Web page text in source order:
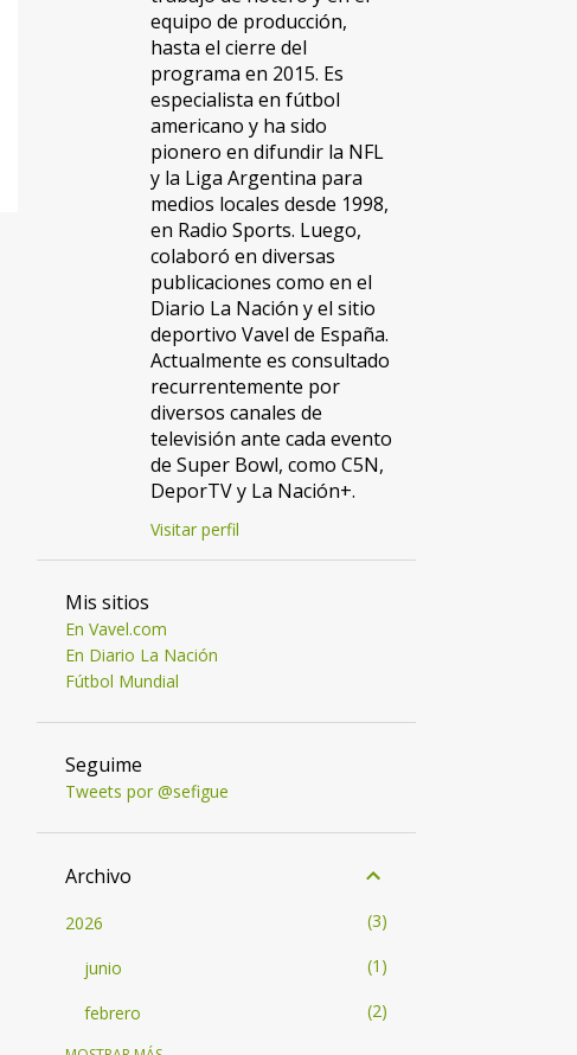
equipo de producción,
hasta el cierre del
programa en 2015. Es
especialista en fútbol
americano y ha sido
pionero en difundir la NFL
y la Liga Argentina para
medios locales desde 1998,
en Radio Sports. Luego,
colaboró en diversas
publicaciones como en el
Diario La Nación y el sitio
deportivo Vavel de España.
Actualmente es consultado
recurrentemente por
diversos canales de
televisión ante cada evento
de Super Bowl, como C5N,
DeporTV y La Nación+.
Visitar perfil
Mis sitios
En Vavel.com
En Diario La Nación
Fútbol Mundial
Seguime
Tweets por @sefigue
Archivo
2026 3
junio 1
febrero 2